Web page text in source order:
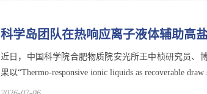
科学岛团队在热响应离子液体辅助高
近日，中国科学院合肥物质院安光所王中桢研究员、
果以“Thermo-responsive ionic liquids as recoverable